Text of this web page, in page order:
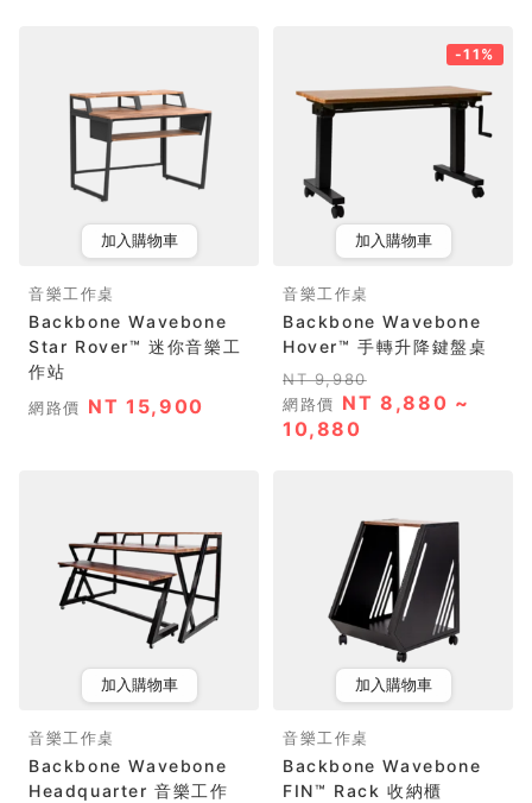
加入購物車
音樂工作桌
Backbone Wavebone
Star Rover™ 迷你音樂工
作站
網路價 NT 15,900
-11%
加入購物車
音樂工作桌
Backbone Wavebone
Hover™ 手轉升降鍵盤桌
NT 9,980
網路價 NT 8,880 ~
10,880
加入購物車
音樂工作桌
Backbone Wavebone
Headquarter 音樂工作
加入購物車
音樂工作桌
Backbone Wavebone
FIN™ Rack 收納櫃